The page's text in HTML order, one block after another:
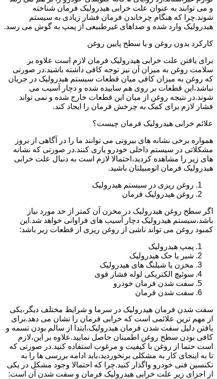
و می توانند به عنوان علت خرابی هیدرولیک فرمان شناخته
شوند.چرا که هنگام چرخاندن فرمان فشار زیادی به سیستم
هیدرولیک وارد شده و صداهای غیرطبیعی از پمپ به گوش می رسد.
کارکرد بدون روغن و یا سطح پایین روغن
برای یافتن علت خرابی هیدرولیک فرمان لازم است علاوه بر
سلامت روغن به میزان آن نیز توجه کافی داشته باشید.در صورتی
که روغن به میزان کافی میان قطعات سیستم هیدرولیک در جریان
نباشد،این قطعات بر روی هم ساییده شده و دچار آسیب می
شوند.در نتیجه روغن از میان این قطعات خارج شده و نمی تواند
فشار لازم برای کمک به چرخش فرمان را ایجاد کند.
علائم خرابی هیدرولیک فرمان چیست؟
همواره برخی نشانه های بیرونی می توانند ما را در آگاهی از بروز
مشکلاتی در سیستم داخلی خودرو یاری کنند.در صورتی که نشانه
های زیر را مشاهده کردید،احتمالا لازم است به دنبال علت خرابی
هیدرولیک فرمان اتومبیلتان باشید.
روغن ریزی در سیستم هیدرولیک
روغن هیدرولیک فرمان
اگر سطح روغن هیدرولیک در مخزن آن کمتر از حد مورد نیاز
باشد،سیستم هیدرولیک دچار آسیب های فراوانی خواهد شد.این
کمبود روغن می تواند ناشی از روغن ریزی از قطعات زیر باشد:
پمپ هیدرولیک
شیر یا جک هیدرولیک
مخزن یا شیلنگ های هیدرولیک
سوئیچ الکتریکی لوله فشار قوی
سفت شدن فرمان خودرو
سفت شدن فرمان
سفت شدن فرمان هیدرولیک در سرما و شرایط مختلف دیگر،یکی
از مهم ترین علائمی است که خرابی فرمان را نشان می دهد.برای
یافتن دلیل سفت شدن فرمان هیدرولیک،ابتدا از سالم بودن تسمه و
کافی بودن سطح روغن اطمینان حاصل نمایید.علاوه بر این،لازم
است حتما از روغن با کیفیت و مرغوب استفاده کنید.در صورتی که
تا به اینجای کار به مشکلی برنخوردید،باید ادامه بررسی ها را به
تکنسین فنی خودرو واگذار کنید.چرا که احتمالا وجود مشکل در یکی
از اجزای زیر علت خرابی هیدرولیک فرمان و سفت شدن آن است: